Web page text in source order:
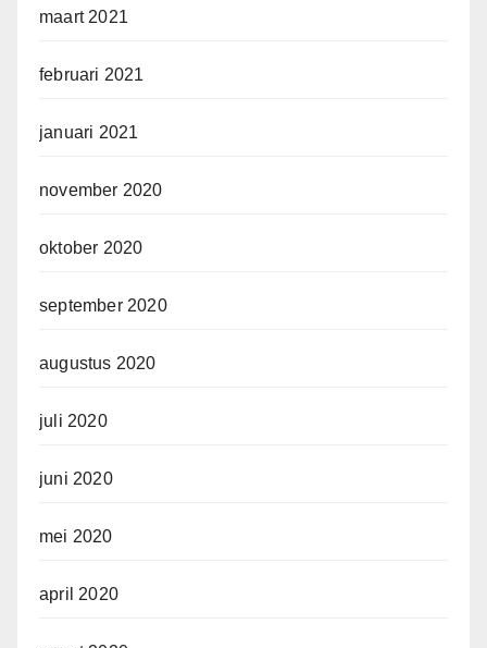
maart 2021
februari 2021
januari 2021
november 2020
oktober 2020
september 2020
augustus 2020
juli 2020
juni 2020
mei 2020
april 2020